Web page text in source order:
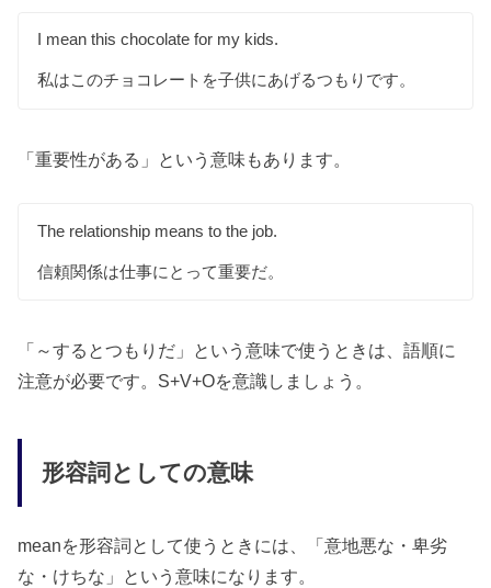
I mean this chocolate for my kids.
私はこのチョコレートを子供にあげるつもりです。
「重要性がある」という意味もあります。
The relationship means to the job.
信頼関係は仕事にとって重要だ。
「～するとつもりだ」という意味で使うときは、語順に
注意が必要です。S+V+Oを意識しましょう。
形容詞としての意味
meanを形容詞として使うときには、「意地悪な・卑劣
な・けちな」という意味になります。